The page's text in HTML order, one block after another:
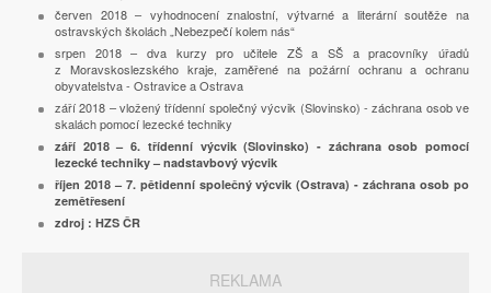
červen 2018 – vyhodnocení znalostní, výtvarné a literární soutěže na
ostravských školách „Nebezpečí kolem nás“
srpen 2018 – dva kurzy pro učitele ZŠ a SŠ a pracovníky úřadů
z Moravskoslezského kraje, zaměřené na požární ochranu a ochranu
obyvatelstva - Ostravice a Ostrava
září 2018 – vložený třídenní společný výcvik (Slovinsko) - záchrana osob ve
skalách pomocí lezecké techniky
září 2018 – 6. třídenní výcvik (Slovinsko) - záchrana osob pomocí
lezecké techniky – nadstavbový výcvik
říjen 2018 – 7. pětidenní společný výcvik (Ostrava) - záchrana osob po
zemětřesení
zdroj : HZS ČR
REKLAMA